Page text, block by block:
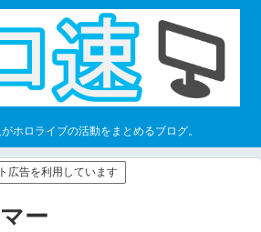
ホロライブの活動をまとめるブログ。
広告を利用しています
ー